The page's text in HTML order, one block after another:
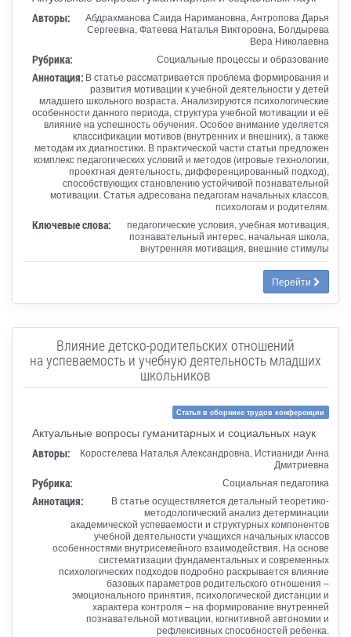
Авторы:
Абдрахманова Саида Наримановна, Антропова Дарья
Сергеевна, Фатеева Наталья Викторовна, Болдырева
Вера Николаевна
Рубрика: Социальные процессы и образование
Аннотация: В статье рассматривается проблема формирования и
развития мотивации к учебной деятельности у детей
младшего школьного возраста. Анализируются психологические
особенности данного периода, структура учебной мотивации и её
влияние на успешность обучения. Особое внимание уделяется
классификации мотивов (внутренних и внешних), а также
методам их диагностики. В практической части статьи предложен
комплекс педагогических условий и методов (игровые технологии,
проектная деятельность, дифференцированный подход),
способствующих становлению устойчивой познавательной
мотивации. Статья адресована педагогам начальных классов,
психологам и родителям.
Ключевые слова:
педагогические условия, учебная мотивация,
познавательный интерес, начальная школа,
внутренняя мотивация, внешние стимулы
Перейти
Влияние детско-родительских отношений
на успеваемость и учебную деятельность младших
школьников
Статья в сборнике трудов конференции
Актуальные вопросы гуманитарных и социальных наук
Авторы:
Коростелева Наталья Александровна, Истианиди Анна
Дмитриевна
Рубрика: Социальная педагогика
Аннотация:
В статье осуществляется детальный теоретико-
методологический анализ детерминации
академической успеваемости и структурных компонентов
учебной деятельности учащихся начальных классов
особенностями внутрисемейного взаимодействия. На основе
систематизации фундаментальных и современных
психологических подходов подробно раскрывается влияние
базовых параметров родительского отношения –
эмоционального принятия, психологической дистанции и
характера контроля – на формирование внутренней
познавательной мотивации, когнитивной автономии и
рефлексивных способностей ребенка.